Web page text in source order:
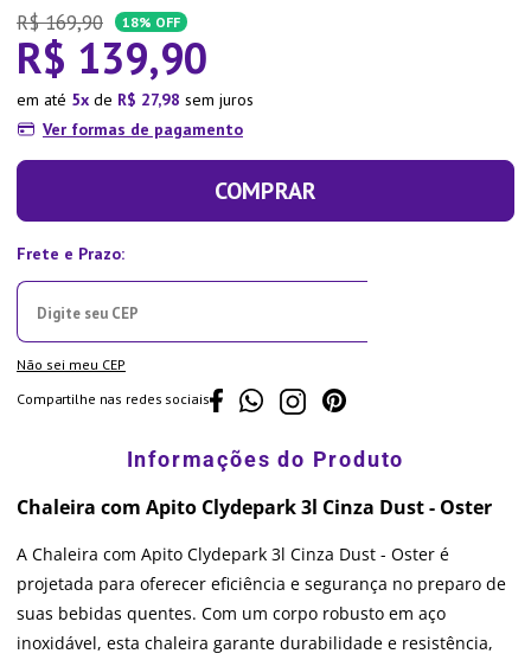
R$ 169,90 18% OFF
R$ 139,90
em até 5 de R$ 27,98 sem juros
Ver formas de pagamento
COMPRAR
Não sei meu CEP
Compartilhe nas redes sociais
Chaleira com Apito Clydepark 3l Cinza Dust - Oster
A Chaleira com Apito Clydepark 3l Cinza Dust - Oster é
projetada para oferecer eficiência e segurança no preparo de
suas bebidas quentes. Com um corpo robusto em aço
inoxidável, esta chaleira garante durabilidade e resistência,